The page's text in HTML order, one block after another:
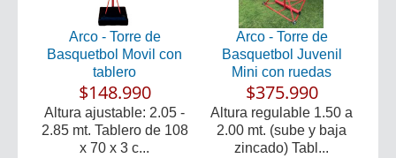
Arco - Torre de
Basquetbol Movil con
tablero
$148.990
Altura ajustable: 2.05 -
2.85 mt. Tablero de 108
x 70 x 3 c...
Arco - Torre de
Basquetbol Juvenil
Mini con ruedas
$375.990
Altura regulable 1.50 a
2.00 mt. (sube y baja
zincado) Tabl...